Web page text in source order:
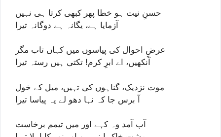
حسنِ نیت ہو خطا پھر کبھی کرتا ہی نہیں
آزمایا ہے، یگانہ ہے دوگانہ تیرا
عرضِ احوال کی پیاسوں میں کہاں تاب مگر
آنکھیں، اے ابرِ کرم! تکتی ہیں رستہ تیرا
موت نزدیک، گناہوں کی تہیں، میل کے خول
آ برس جا کہ نہا دھو لے یہ پیاسا تیرا
آب آمد وہ کہے اور میں تیمم برخاست